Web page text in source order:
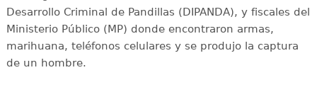
Desarrollo Criminal de Pandillas (DIPANDA), y fiscales del
Ministerio Público (MP) donde encontraron armas,
marihuana, teléfonos celulares y se produjo la captura
de un hombre.